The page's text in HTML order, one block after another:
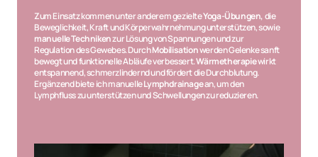
Zum Einsatz kommen unter anderem gezielte Yoga-Übungen, die
Beweglichkeit, Kraft und Körperwahrnehmung unterstützen, sowie
manuelle Techniken zur Lösung von Spannungen und zur
Regulation des Gewebes. Durch Mobilisation werden Gelenke sanft
bewegt und funktionelle Abläufe verbessert. Wärmetherapie wirkt
entspannend, schmerzlindernd und fördert die Durchblutung.
Ergänzend biete ich manuelle Lymphdrainage an, um den
Lymphfluss zu unterstützen und Schwellungen zu reduzieren.